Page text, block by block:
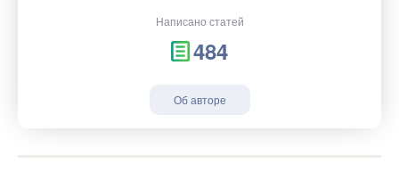
Написано статей
484
Об авторе